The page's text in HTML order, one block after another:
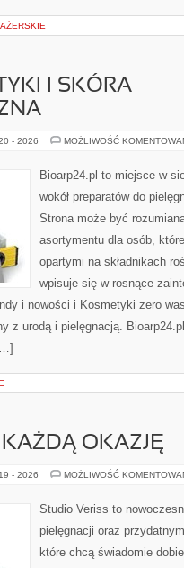
I SKÓRA
- 2026 MOŻLIWOŚĆ
Bioarp24.pl to miejsce w
wokół preparatów do
Strona może być
asortymentu dla osób,
opartymi na składnikach
wpisuje się w rosnące
i nowości i Kosmetyki zero
z urodą i pielęgnacją.
OKAZJĘ
- 2026 MOŻLIWOŚĆ
Studio Veriss to
pielęgnacji oraz
które chcą świadomie